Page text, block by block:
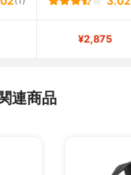
¥2,875
連商品